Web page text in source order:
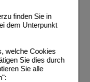
finden Sie in
dem Unterpunkt
welche Cookies
Sie dies durch
Sie alle